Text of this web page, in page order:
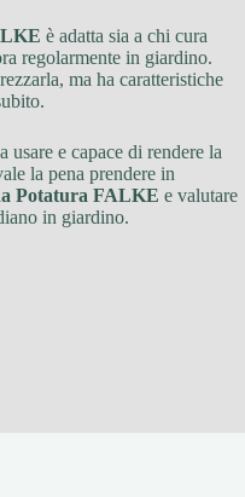
è adatta sia a chi cura
regolarmente in giardino.
ma ha caratteristiche
usare e capace di rendere la
la pena prendere in
Potatura FALKE e valutare
in giardino.